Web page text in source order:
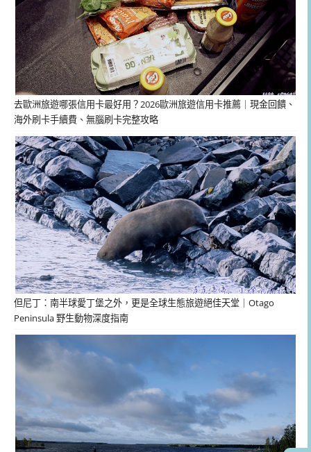
去歐洲旅遊哪張信用卡最好用？2026歐洲旅遊信用卡推薦｜現金回饋、
海外刷卡手續費、無腦刷卡完整攻略
但尼丁：南半球愛丁堡之外，更是全球生態旅遊絕佳天堂｜Otago
Peninsula 野生動物深度指南